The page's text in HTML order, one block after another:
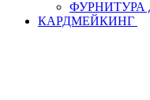
ФУРНИТУРА
КАРДМЕЙКИНГ